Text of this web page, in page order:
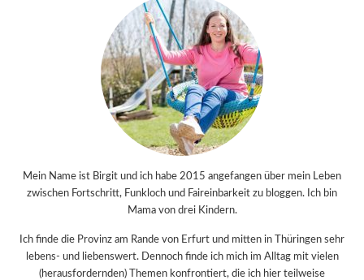
Mein Name ist Birgit und ich habe 2015 angefangen über mein Leben
zwischen Fortschritt, Funkloch und Faireinbarkeit zu bloggen. Ich bin
Mama von drei Kindern.
Ich finde die Provinz am Rande von Erfurt und mitten in Thüringen sehr
lebens- und liebenswert. Dennoch finde ich mich im Alltag mit vielen
(herausfordernden) Themen konfrontiert, die ich hier teilweise